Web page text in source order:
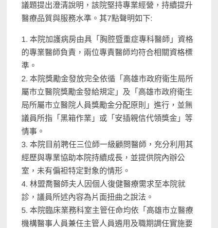
議題提出澄清說明，該院堅持專業經營，持續提升
醫療品質與服務水準。其7點聲明如下:
1. 本院加護病房由具「胸腔暨重症專科醫師」資格
的專業醫師負責，兩位專責醫師均符合相關資格標
準。
2. 本院獎勵金發放完全依循「高雄市政府衛生局所
屬市立醫院獎勵金發給規定」及「高雄市政府衛生
局所屬市立醫院人員獎勵金分配原則」進行，並無
議員所指「黑箱作業」或「安插親信代領獎金」等
情事。
3. 本院目前聘任三位師一級顧問醫師，充分利用其
經歷與專業協助本院持續成長，並提供院內辦公
室，未有偏袒特定對象的情形。
4. 林盟喬醫師夫人因個人復健醫療需求至本院就
診，議員所述內容為片面扭曲之說法。
5. 本院臨床業務科室主管任命均依「高雄市立醫療
機構醫事人員兼任主管人員遴用及職期調任實施要